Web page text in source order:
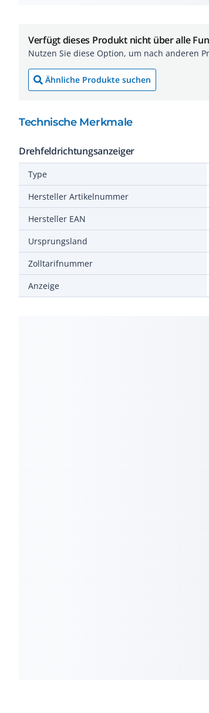
Verfügt dieses Produkt nicht über alle
Nutzen Sie diese Option, um nach anderen
Ähnliche Produkte suchen
Technische Merkmale
Drehfeldrichtungsanzeiger
Type
Hersteller Artikelnummer
Hersteller EAN
Ursprungsland
Zolltarifnummer
Anzeige